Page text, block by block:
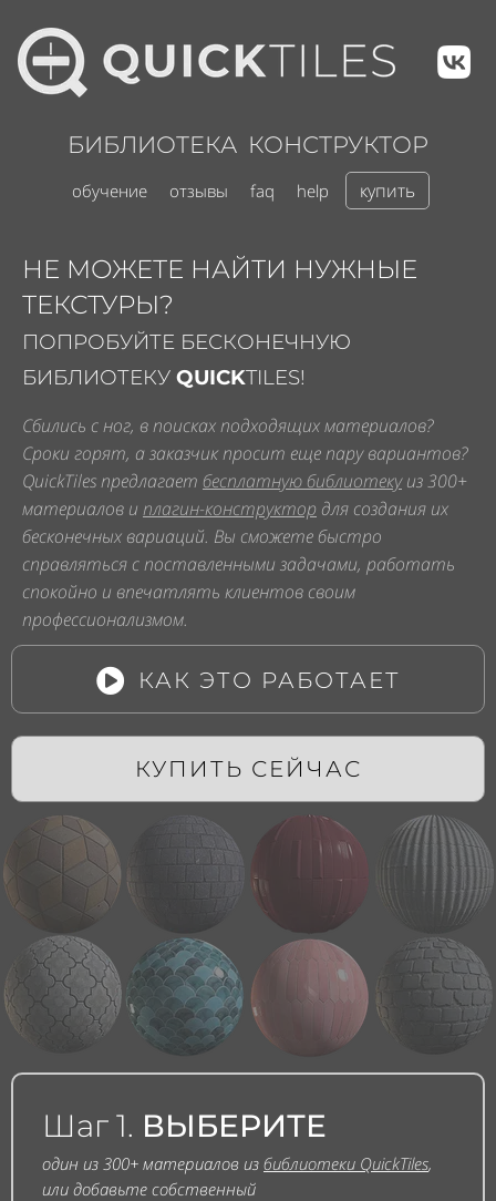
БИБЛИОТЕКА КОНСТРУКТОР
обучение отзывы faq help купить
НЕ МОЖЕТЕ НАЙТИ НУЖНЫЕ
ТЕКСТУРЫ?
ПОПРОБУЙТЕ БЕСКОНЕЧНУЮ
БИБЛИОТЕКУ QUICKTILES!
Сбились с ног, в поисках подходящих материалов?
Сроки горят, а заказчик просит еще пару вариантов?
QuickTiles предлагает бесплатную библиотекуиз 300+
материалов и плагин-конструктор для создания их
бесконечных вариаций. Вы сможете быстро
справляться с поставленными задачами, работать
спокойно и впечатлять клиентов своим
профессионализмом.
КАК ЭТО РАБОТАЕТ
КУПИТЬ СЕЙЧАС
Шаг 1. ВЫБЕРИТЕ
один из 300+ материалов из библиотеки QuickTiles,
или добавьте собственный